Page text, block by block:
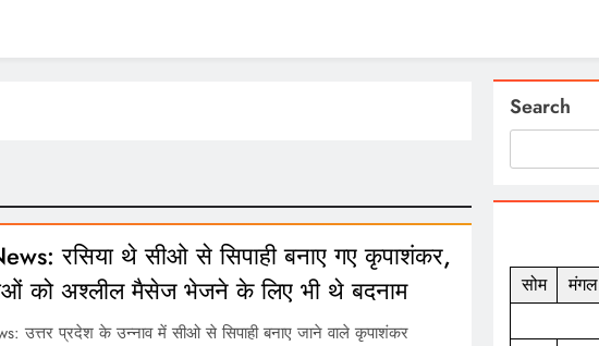
रसिया थे सीओ से सिपाही बनाए गए कृपाशंकर,
को अश्लील मैसेज भेजने के लिए भी थे बदनाम
उत्तर प्रदेश के उन्नाव में सीओ से सिपाही बनाए जाने वाले कृपाशंकर
Search
सोम
मंगल